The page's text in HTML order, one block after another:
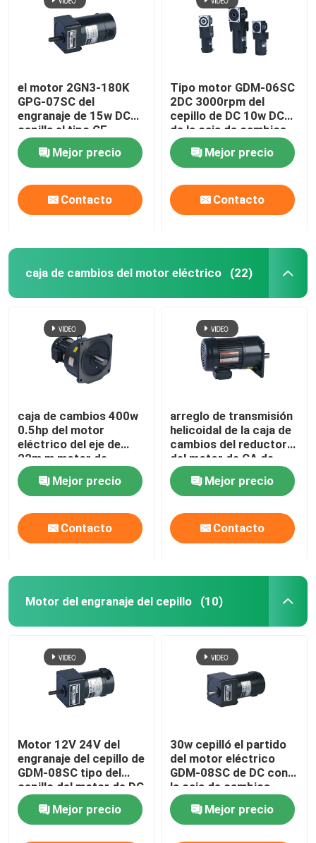
el motor 2GN3-180K
GPG-07SC del
engranaje de 15w DC
cepilla el tipo CE
certificado
Mejor precio
Contacto
Tipo motor GDM-06SC
2DC 3000rpm del
cepillo de DC 10w DC
de la caja de cambios
del motor
Mejor precio
Contacto
caja de cambios del motor eléctrico (22)
caja de cambios 400w
0.5hp del motor
eléctrico del eje de
22m m motor de
Reductor de 3 fases
Mejor precio
Contacto
arreglo de transmisión
helicoidal de la caja de
cambios del reductor
del motor de CA de
750W 1HP
Mejor precio
Contacto
Motor del engranaje del cepillo (10)
Motor 12V 24V del
engranaje del cepillo de
GDM-08SC tipo del
cepillo del motor de DC
de 60 vatios
Mejor precio
30w cepilló el partido
del motor eléctrico
GDM-08SC de DC con
la caja de cambios
4GN3-300K
Mejor precio